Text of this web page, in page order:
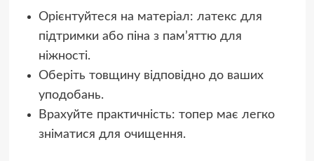
Орієнтуйтеся на матеріал: латекс для
підтримки або піна з пам’яттю для
ніжності.
Оберіть товщину відповідно до ваших
уподобань.
Врахуйте практичність: топер має легко
зніматися для очищення.